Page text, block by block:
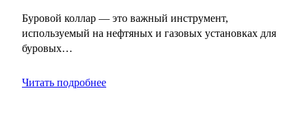
Буровой коллар — это важный инструмент,
используемый на нефтяных и газовых установках для
буровых…
Читать подробнее